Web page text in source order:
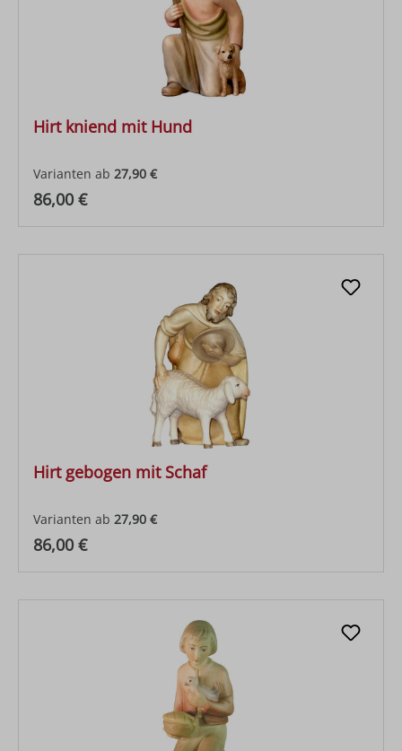
Hirt kniend mit Hund
Varianten ab 27,90 €
Regulärer Preis:
86,00 €
Hirt gebogen mit Schaf
Varianten ab 27,90 €
Regulärer Preis:
86,00 €